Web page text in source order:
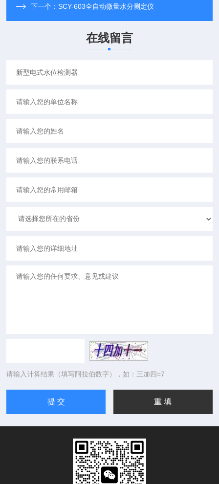
下一个：SCY-603全自动微量水分测定仪
在线留言
请输入计算结果（填写阿拉伯数字），如：三加四=7